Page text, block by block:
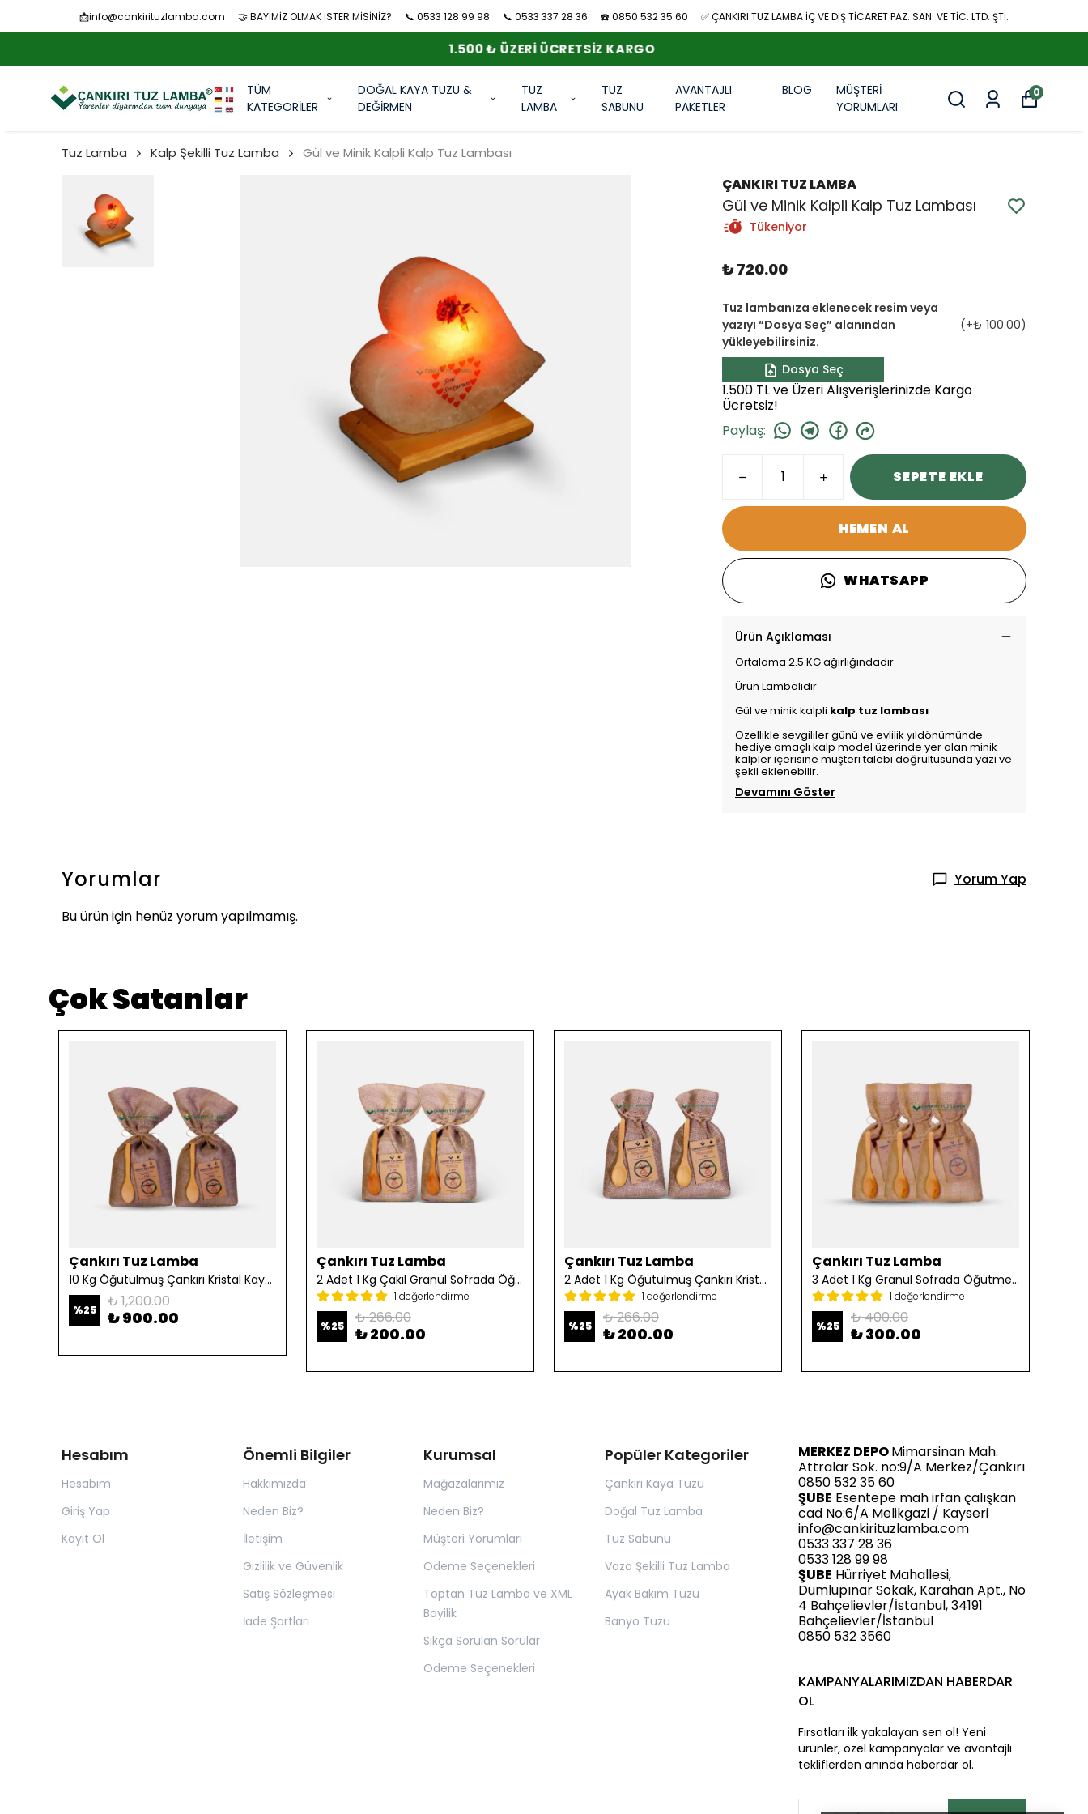
📩info@cankirituzlamba.com 🤝 BAYİMİZ OLMAK İSTER MİSİNİZ? 📞 0533 128 99 98 📞 0533 337 28 36 ☎️ 0850 532 35 60 ✅ ÇANKIRI TUZ LAMBA İÇ VE DIŞ TİCARET PAZ. SAN. VE TİC. LTD. ŞTİ.
1.500 ₺ ÜZERI ÜCRETSIZ KARGO
TÜM
KATEGORİLER
DOĞAL KAYA TUZU &
DEĞİRMEN
TUZ
LAMBA
TUZ
SABUNU
AVANTAJLI
PAKETLER
BLOG
MÜŞTERİ
YORUMLARI
0
Tuz Lamba Kalp Şekilli Tuz Lamba Gül ve Minik Kalpli Kalp Tuz Lambası
ÇANKIRI TUZ LAMBA
Gül ve Minik Kalpli Kalp Tuz Lambası
Tükeniyor
₺ 720.00
Tuz lambanıza eklenecek resim veya
yazıyı “Dosya Seç” alanından
yükleyebilirsiniz.
(+₺ 100.00)
Dosya Seç
1.500 TL ve Üzeri Alışverişlerinizde Kargo
Ücretsiz!
Paylaş:
SEPETE EKLE
HEMEN AL
WHATSAPP
Ürün Açıklaması
Ortalama 2.5 KG ağırlığındadır
Ürün Lambalıdır
Gül ve minik kalpli kalp tuz lambası
Özellikle sevgililer günü ve evlilik yıldönümünde
hediye amaçlı kalp model üzerinde yer alan minik
kalpler içerisine müşteri talebi doğrultusunda yazı ve
şekil eklenebilir.
Devamını Göster
Yorumlar
Yorum Yap
Bu ürün için henüz yorum yapılmamış.
Çok Satanlar
Çankırı Tuz Lamba
10 Kg Öğütülmüş Çankırı Kristal Kaya Tuzu
%25 ₺ 1,200.00
₺ 900.00
Çankırı Tuz Lamba
2 Adet 1 Kg Çakıl Granül Sofrada Öğütme Tuzu
1 değerlendirme
%25 ₺ 266.00
₺ 200.00
Çankırı Tuz Lamba
2 Adet 1 Kg Öğütülmüş Çankırı Kristal Kaya Tuzu
1 değerlendirme
%25 ₺ 266.00
₺ 200.00
Çankırı Tuz Lamba
3 Adet 1 Kg Granül Sofrada Öğütme Tuzu
1 değerlendirme
%25 ₺ 400.00
₺ 300.00
Hesabım
Hesabım
Giriş Yap
Kayıt Ol
Önemli Bilgiler
Hakkımızda
Neden Biz?
İletişim
Gizlilik ve Güvenlik
Satış Sözleşmesi
İade Şartları
Kurumsal
Mağazalarımız
Neden Biz?
Müşteri Yorumları
Ödeme Seçenekleri
Toptan Tuz Lamba ve XML
Bayilik
Sıkça Sorulan Sorular
Ödeme Seçenekleri
Popüler Kategoriler
Çankırı Kaya Tuzu
Doğal Tuz Lamba
Tuz Sabunu
Vazo Şekilli Tuz Lamba
Ayak Bakım Tuzu
Banyo Tuzu
MERKEZ DEPOMimarsinan Mah.
Attralar Sok. no:9/A Merkez/Çankırı
0850 532 35 60
ŞUBE Esentepe mah irfan çalışkan
cad No:6/A Melikgazi / Kayseri
info@cankirituzlamba.com
0533 337 28 36
0533 128 99 98
ŞUBE Hürriyet Mahallesi,
Dumlupınar Sokak, Karahan Apt., No
4 Bahçelievler/İstanbul, 34191
Bahçelievler/İstanbul
0850 532 3560
KAMPANYALARIMIZDAN HABERDAR
OL
Fırsatları ilk yakalayan sen ol! Yeni
ürünler, özel kampanyalar ve avantajlı
tekliflerden anında haberdar ol.